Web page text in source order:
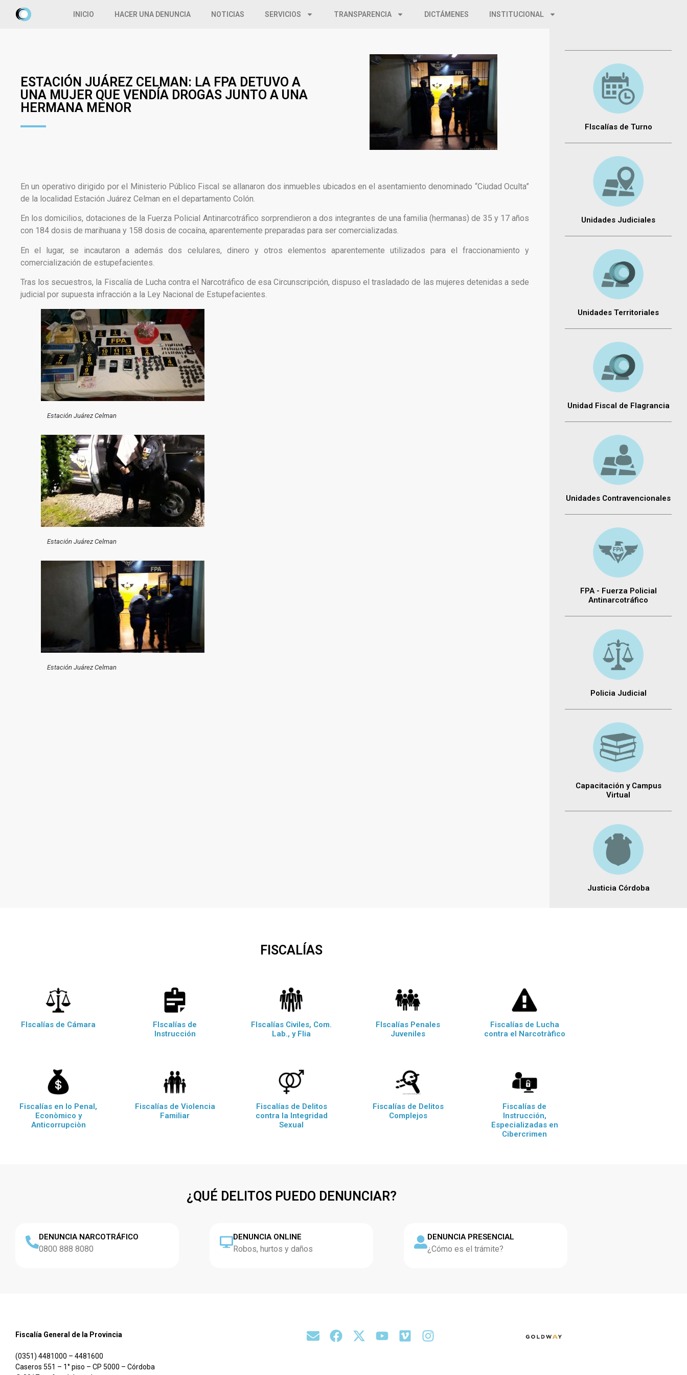
INICIO HACER UNA DENUNCIA NOTICIAS SERVICIOS TRANSPARENCIA DICTÁMENES INSTITUCIONAL
ESTACIÓN JUÁREZ CELMAN: LA FPA DETUVO A
UNA MUJER QUE VENDÍA DROGAS JUNTO A UNA
HERMANA MENOR
En un operativo dirigido por el Ministerio Público Fiscal se allanaron dos inmuebles ubicados en el asentamiento denominado “Ciudad Oculta”
de la localidad Estación Juárez Celman en el departamento Colón.
En los domicilios, dotaciones de la Fuerza Policial Antinarcotráfico sorprendieron a dos integrantes de una familia (hermanas) de 35 y 17 años
con 184 dosis de marihuana y 158 dosis de cocaína, aparentemente preparadas para ser comercializadas.
En el lugar, se incautaron a además dos celulares, dinero y otros elementos aparentemente utilizados para el fraccionamiento y
comercialización de estupefacientes.
Tras los secuestros, la Fiscalía de Lucha contra el Narcotráfico de esa Circunscripción, dispuso el trasladado de las mujeres detenidas a sede
judicial por supuesta infracción a la Ley Nacional de Estupefacientes.
Estación Juárez Celman
Estación Juárez Celman
Estación Juárez Celman
FIscalías de Turno
Unidades Judiciales
Unidades Territoriales
Unidad Fiscal de Flagrancia
Unidades Contravencionales
FPA - Fuerza Policial
Antinarcotráfico
Policia Judicial
Capacitación y Campus
Virtual
Justicia Córdoba
FISCALÍAS
FIscalías de Cámara
FIscalías de
Instrucción
FIscalías Civiles, Com.
Lab., y Flia
FIscalías Penales
Juveniles
Fiscalías de Lucha
contra el Narcotràfico
Fiscalías en lo Penal,
Econòmico y
Anticorrupciòn
Fiscalías de Violencia
Familiar
Fiscalías de Delitos
contra la Integridad
Sexual
Fiscalías de Delitos
Complejos
Fiscalías de
Instrucción,
Especializadas en
Cibercrimen
¿QUÉ DELITOS PUEDO DENUNCIAR?
DENUNCIA NARCOTRÁFICO
0800 888 8080
DENUNCIA ONLINE
Robos, hurtos y daños
DENUNCIA PRESENCIAL
¿Cómo es el trámite?
Fiscalía General de la Provincia
(0351) 4481000 – 4481600
Caseros 551 – 1° piso – CP 5000 – Córdoba